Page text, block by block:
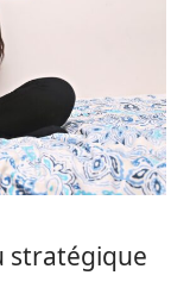
stratégique